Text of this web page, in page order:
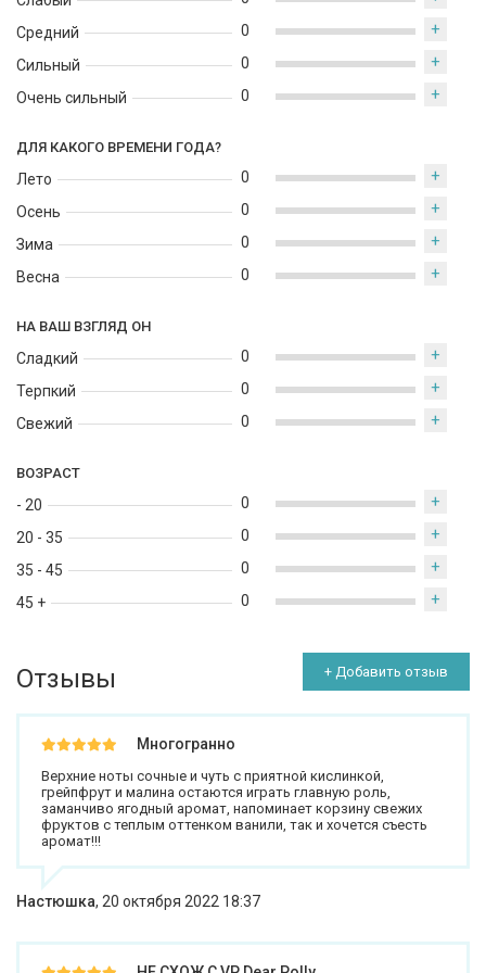
Средний
Сильный
Очень сильный
0 +
0 +
0 +
ДЛЯ КАКОГО ВРЕМЕНИ ГОДА?
Лето
Осень
Зима
Весна
0 +
0 +
0 +
0 +
НА ВАШ ВЗГЛЯД ОН
Сладкий
Терпкий
Свежий
0 +
0 +
0 +
ВОЗРАСТ
- 20
20 - 35
35 - 45
45 +
0 +
0 +
0 +
0 +
Отзывы + Добавить отзыв
Многогранно
Верхние ноты сочные и чуть с приятной кислинкой,
грейпфрут и малина остаются играть главную роль,
заманчиво ягодный аромат, напоминает корзину свежих
фруктов с теплым оттенком ванили, так и хочется съесть
аромат!!!
Настюшка, 20 октября 2022 18:37